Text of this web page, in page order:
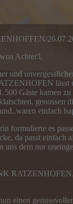
Achter'l,
und
lässt
Gäste kamen
genossen
einfach
formulierte es
da passt einfach
uns dem nur
RATZENHOFEN,
einen